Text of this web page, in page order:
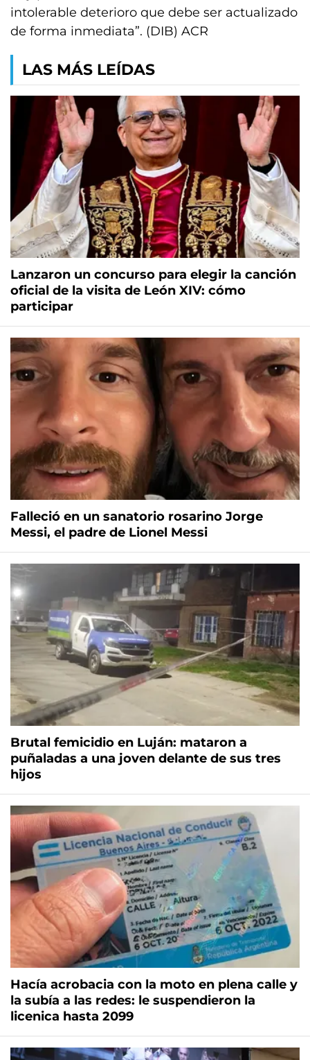
intolerable deterioro que debe ser actualizado
de forma inmediata”. (DIB) ACR
LAS MÁS LEÍDAS
Lanzaron un concurso para elegir la canción
oficial de la visita de León XIV: cómo
participar
Falleció en un sanatorio rosarino Jorge
Messi, el padre de Lionel Messi
Brutal femicidio en Luján: mataron a
puñaladas a una joven delante de sus tres
hijos
Hacía acrobacia con la moto en plena calle y
la subía a las redes: le suspendieron la
licenica hasta 2099